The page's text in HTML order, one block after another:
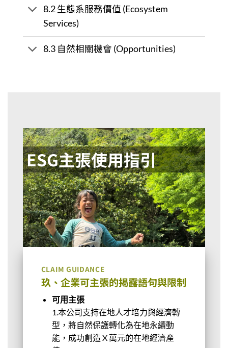
8.2 生態系服務價值 (Ecosystem
Services)
8.3 自然相關機會 (Opportunities)
ESG主張使用指引
CLAIM GUIDANCE
玖、企業可主張的揭露語句與限制
可用主張
1.本公司支持在地人才培力與經濟轉
型，將自然保護轉化為在地永續動
能，成功創造 X 萬元的在地經濟產